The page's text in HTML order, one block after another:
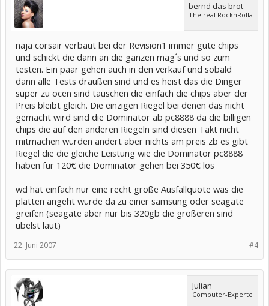
bernd das brot
The real RocknRolla
naja corsair verbaut bei der Revision1 immer gute chips
und schickt die dann an die ganzen mag´s und so zum
testen. Ein paar gehen auch in den verkauf und sobald
dann alle Tests draußen sind und es heist das die Dinger
super zu ocen sind tauschen die einfach die chips aber der
Preis bleibt gleich. Die einzigen Riegel bei denen das nicht
gemacht wird sind die Dominator ab pc8888 da die billigen
chips die auf den anderen Riegeln sind diesen Takt nicht
mitmachen würden ändert aber nichts am preis zb es gibt
Riegel die die gleiche Leistung wie die Dominator pc8888
haben für 120€ die Dominator gehen bei 350€ los
wd hat einfach nur eine recht große Ausfallquote was die
platten angeht würde da zu einer samsung oder seagate
greifen (seagate aber nur bis 320gb die größeren sind
übelst laut)
#4
22. Juni 2007
Julian
Computer-Experte